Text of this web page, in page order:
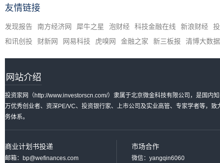
友情链接
发现报告 南方经济网 犀牛之星 泡财经 科技金融在线 新浪财经
和讯创投
财新网 网易科技 虎嗅网 金融之家 新三板报 清博大数据
网站介绍
投资家网（http://www.investorscn.com/）隶属于北京微金科技有限公司，是国内
万优秀创业者、资深PE/VC、投资银行家、上市公司及实业高管、专家学者等，
务体系。
商业计划书投递
邮箱：bp@wefinances.com
市场合作
微信：yangqin6060